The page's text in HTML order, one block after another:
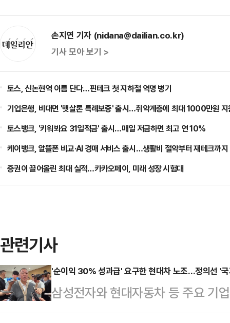
손지연 기자 (nidana@dailian.co.kr)
기사 모아 보기 >
토스, 신논현역 이름 단다…핀테크 첫 지하철 역명 병기
기업은행, 비대면 '햇살론 특례보증' 출시…취약계층에 최대 1000만원 지
토스뱅크, '키워봐요 31일적금' 출시…매일 저금하면 최고 연 10%
케이뱅크, 알뜰폰 비교·AI 경매 서비스 출시…생활비 절약부터 재테크까지
증권이 끌어올린 최대 실적…카카오페이, 미래 성장 시험대
관련기사
'순이익 30% 성과급' 요구한 현대차 노조…정의선 '
삼성전자와 현대자동차 등 주요 기
갈등이 확산하는 가운데 정의선 현